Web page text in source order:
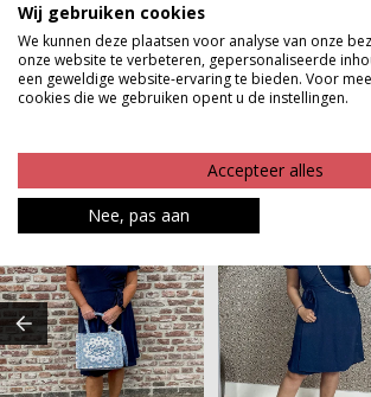
Product kenmerken
Betaalinformatie
Wij gebruiken cookies
We kunnen deze plaatsen voor analyse van onze
onze website te verbeteren, gepersonaliseerde
een geweldige website-ervaring te bieden. Voor
cookies die we gebruiken opent u de instellingen.
Accepteer alles
Nee, pas aan